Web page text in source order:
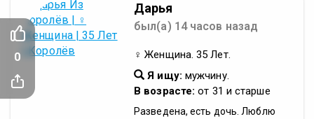
Дарья
был(а) 14 часов назад
♀ Женщина. 35 Лет.
Я ищу: мужчину.
В возрасте: от 31 и старше
Разведена, есть дочь. Люблю
0